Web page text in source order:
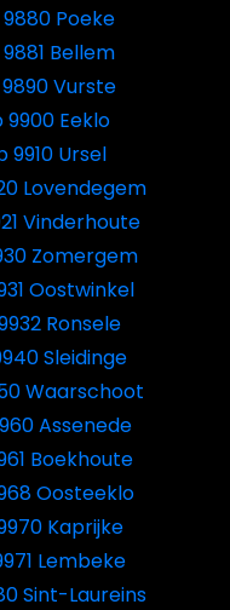
Poeke
Bellem
Vurste
Eeklo
Ursel
Lovendegem
Vinderhoute
Zomergem
Oostwinkel
Ronsele
Sleidinge
Waarschoot
Assenede
Boekhoute
Oosteeklo
Kaprijke
Lembeke
Sint-Laureins